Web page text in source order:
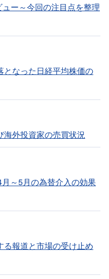
ー～今回の注目点を整理
となった日経平均株価の
海外投資家の売買状況
～5月の為替介入の効果
報道と市場の受け止め